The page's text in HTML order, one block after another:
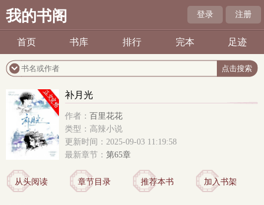
我的书阁 登录 注册
首页 书库 排行 完本 足迹
补月光
作者： 百里花花
类型：高辣小说
更新时间：2025-09-03 11:19:58
最新章节： 第65章
从头阅读 章节目录 推荐本书 加入书架